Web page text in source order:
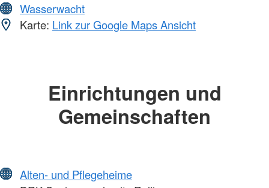
Wasserwacht
Karte: Link zur Google Maps Ansicht
Einrichtungen und
Gemeinschaften
Alten- und Pflegeheime